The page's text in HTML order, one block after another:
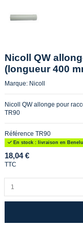
Nicoll QW
(longueur 400
Marque: Nicoll
Nicoll QW allonge pour
TR90
Référence TR90
En stock : livraison en
18,04 €
TTC